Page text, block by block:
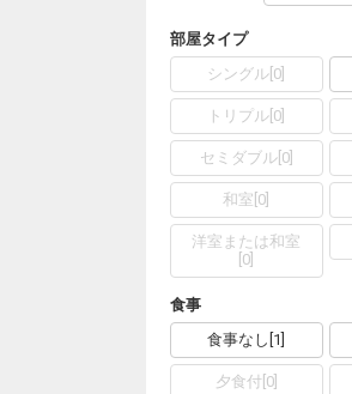
部屋タイプ
シングル 0
トリプル 0
セミダブル[ 0]
和室 0
洋室または和室
0
食事
食事なし 1
夕食付 0]